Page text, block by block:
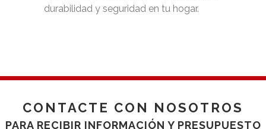
durabilidad y seguridad en tu hogar.
CONTACTE CON NOSOTROS
PARA RECIBIR INFORMACIÓN Y PRESUPUESTO